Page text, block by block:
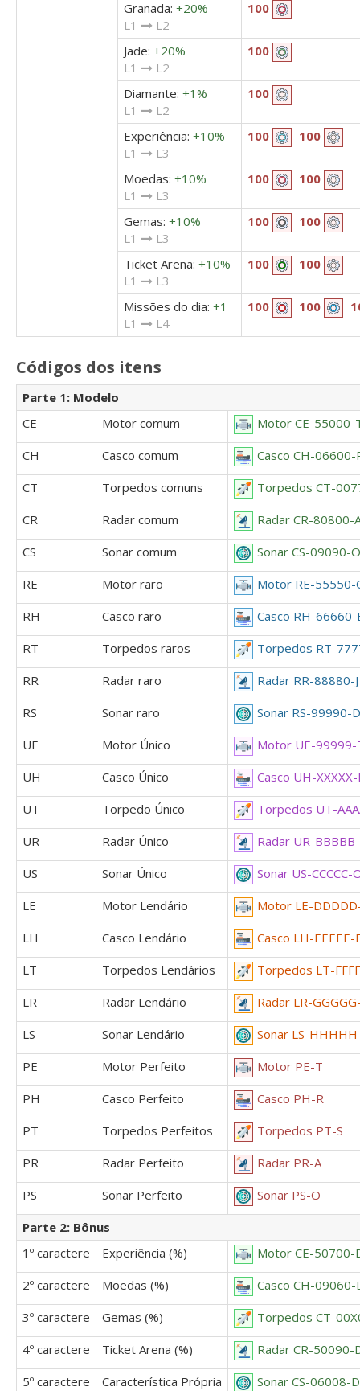
Granada: +20%
L1
L2
100
Jade: +20%
L1
L2
100
Diamante: +1%
L1
L2
100
Experiência: +10%
L1
L3
100 100
Moedas: +10%
L1
L3
100 100
Gemas: +10%
L1
L3
100 100
Ticket Arena: +10%
L1
L3
100 100
Missões do dia: +1
L1
L4
100 100
Códigos dos itens
Parte 1: Modelo
CE
Motor comum
Motor CE-55000-
CH
Casco comum
Casco CH-06600-
CT
Torpedos comuns
Torpedos CT-
CR
Radar comum
Radar CR-80800-
CS
Sonar comum
Sonar CS-09090-O
RE
Motor raro
Motor RE-55550-
RH
Casco raro
Casco RH-66660-
RT
Torpedos raros
Torpedos RT-
RR
Radar raro
Radar RR-88880-J
RS
Sonar raro
Sonar RS-99990-D
UE
Motor Único
Motor UE-99999-
UH
Casco Único
Casco UH-XXXXX-
UT
Torpedo Único
Torpedos UT-
UR
Radar Único
Radar UR-
US
Sonar Único
Sonar US-CCCCC-
LE
Motor Lendário
Motor LE-
LH
Casco Lendário
Casco LH-EEEEE-
LT
Torpedos Lendários
Torpedos LT-
LR
Radar Lendário
Radar LR-
LS
Sonar Lendário
Sonar LS-
PE
Motor Perfeito
Motor PE-T
PH
Casco Perfeito
Casco PH-R
PT
Torpedos Perfeitos
Torpedos PT-S
PR
Radar Perfeito
Radar PR-A
PS
Sonar Perfeito
Sonar PS-O
Parte 2: Bônus
1º caractere
Experiência (%)
Motor CE-50700-
2º caractere
Moedas (%)
Casco CH-09060-
3º caractere
Gemas (%)
Torpedos CT-
4º caractere
Ticket Arena (%)
Radar CR-50090-
5º caractere
Característica Própria
Sonar CS-06008-D